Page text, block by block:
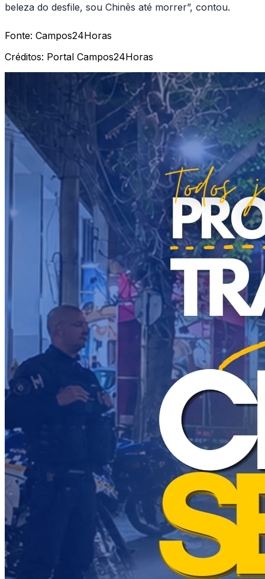
beleza do desfile, sou Chinês até morrer”, contou.
Fonte: Campos24Horas
Créditos: Portal Campos24Horas